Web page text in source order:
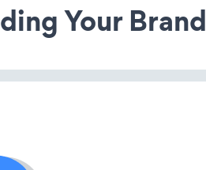
Your Brand